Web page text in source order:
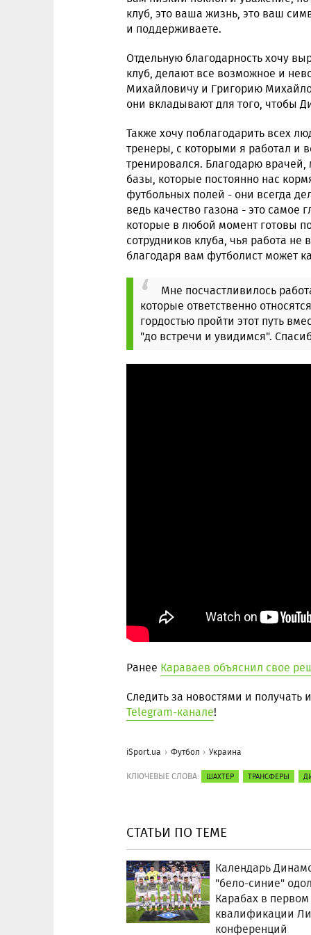
клуб, это ваша жизнь, это ваш
и поддерживаете.
Отдельную благодарность хочу
клуб, делают все возможное и
Михайловичу и Григорию
они вкладывают для того, чтобы
Также хочу поблагодарить всех
тренеры, с которыми я работал и
тренировался. Благодарю
базы, которые постоянно нас
футбольных полей - они всегда
ведь качество газона - это самое
которые в любой момент готовы
сотрудников клуба, чья работа не
благодаря вам футболист может
Мне посчастливилось
которые ответственно
гордостью пройти этот путь
"до встречи и увидимся".
Ранее Караваев объяснил свое
Следить за новостями и
Telegram-канале!
iSport.ua Футбол Украина
КЛЮЧЕВЫЕ СЛОВА: ШАХТЕР ТРАНСФЕРЫ
СТАТЬИ ПО ТЕМЕ
Календарь
"бело-синие"
Карабах в
квалификации
конференций